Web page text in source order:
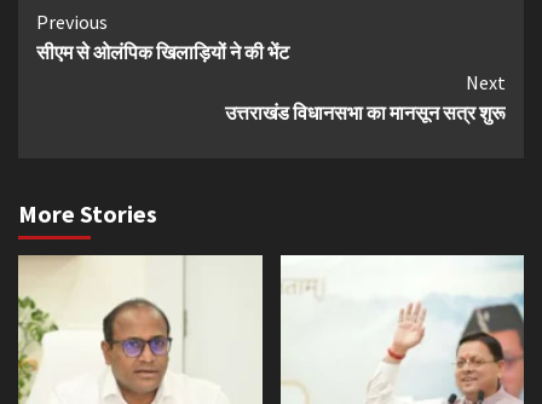
Continue
Reading
Previous
सीएम से ओलंपिक खिलाड़ियों ने की भेंट
Next
उत्तराखंड विधानसभा का मानसून सत्र शुरू
More Stories